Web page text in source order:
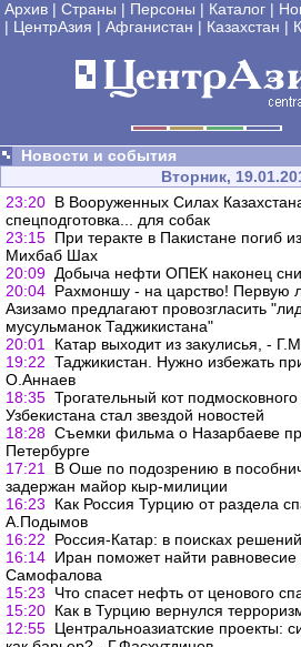
Архив | Страны | Персоны | Каталог |
| ЦентрАзия | Афганистан | Казахстан |
Новости и события
Вторник,
23:20 В Вооруженных Силах
спецподготовка... для собак
23:15 При теракте в Пакистане погиб
Михбаб Шах
20:09 Добыча нефти ОПЕК наконец
20:04 Рахмоншу - на царство! Первую
Азизамо предлагают провозгласить
мусульманок Таджикистана"
20:01
Катар выходит из закулисья, -
19:22 Таджикистан. Нужно избежать
О.Аннаев
18:35 Трогательный кот
Узбекистана стал звездой новостей
18:28 Съемки фильма о Назарбаеве
Петербурге
17:21
В Оше по подозрению в
задержан майор кыр-милиции
16:23
Как Россия Турцию от раздела
А.Подымов
16:22
Россия-Катар: в поисках
16:14 Иран поможет найти
Самофалова
15:23
Что спасет нефть от ценового
15:20 Как в Турцию вернулся
12:55 Центральноазиатские проекты: